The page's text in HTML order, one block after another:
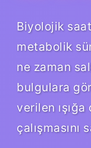
Biyolojik
metabolik
ne zaman
bulgulara
verilen
çalışmasını